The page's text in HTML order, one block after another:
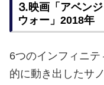
⒊映画「アベンジ
ウォー」2018年
6つのインフィニ
的に動き出したサ